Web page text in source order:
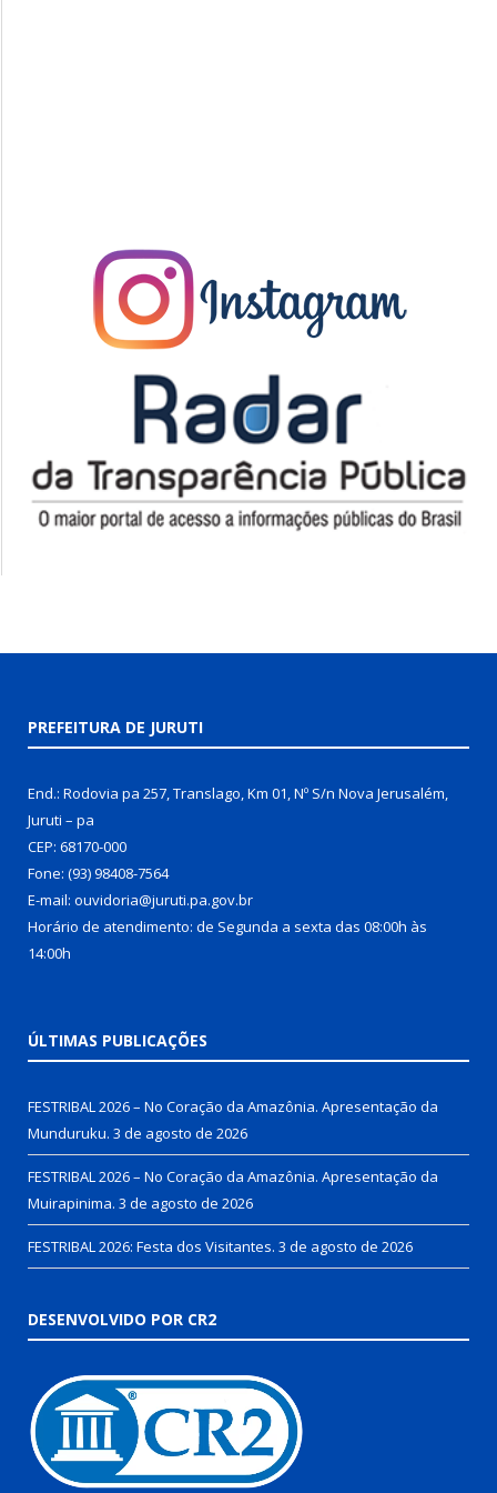
PREFEITURA DE JURUTI
End.: Rodovia pa 257, Translago, Km 01, Nº S/n Nova Jerusalém,
Juruti – pa
CEP: 68170-000
Fone: (93) 98408-7564
E-mail: ouvidoria@juruti.pa.gov.br
Horário de atendimento: de Segunda a sexta das 08:00h às
14:00h
ÚLTIMAS PUBLICAÇÕES
FESTRIBAL 2026 – No Coração da Amazônia. Apresentação da
Munduruku. 3 de agosto de 2026
FESTRIBAL 2026 – No Coração da Amazônia. Apresentação da
Muirapinima. 3 de agosto de 2026
FESTRIBAL 2026: Festa dos Visitantes. 3 de agosto de 2026
DESENVOLVIDO POR CR2